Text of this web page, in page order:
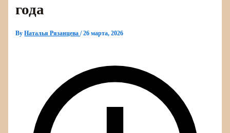
года
ByНаталья Рязанцева/26 марта, 2026